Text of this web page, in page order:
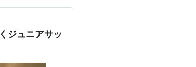
ジュニアサッ